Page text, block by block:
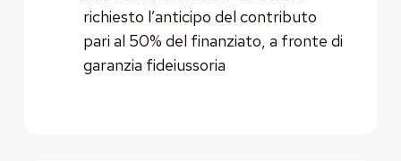
richiesto l’anticipo del contributo
pari al 50% del finanziato, a fronte di
garanzia fideiussoria